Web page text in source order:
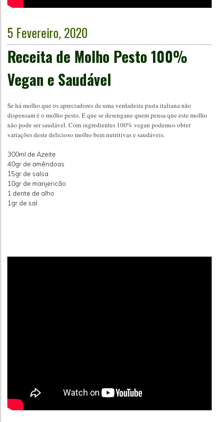
5 Fevereiro, 2020
Receita de Molho Pesto 100%
Vegan e Saudável
Se há molho que os apreciadores de uma verdadeira pasta italiana não
dispensam é o molho pesto. E que se desengane quem pensa que este molho
não pode ser saudável. Com ingredientes 100% vegan podemos obter
variações deste delicioso molho bem nutritivas e saudáveis.
300ml de Azeite
40gr de amêndoas
15gr de salsa
10gr de manjericão
1 dente de alho
1gr de sal